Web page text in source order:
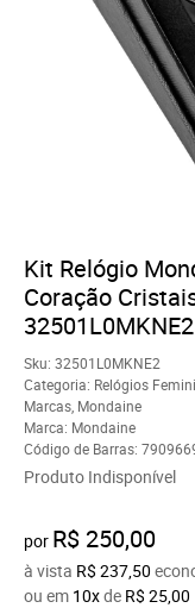
Kit Relógio
Coração
32501L0MKNE2
Sku: 32501L0MKNE2
Categoria: Relógios
Marcas Mondaine
Marca: Mondaine
Código de Barras:
Produto Indisponível
por R$ 250,00
à vista R$ 237,50
ou em 10xde R$ 25,00